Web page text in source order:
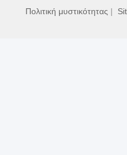
Πολιτική μυστικότητας |